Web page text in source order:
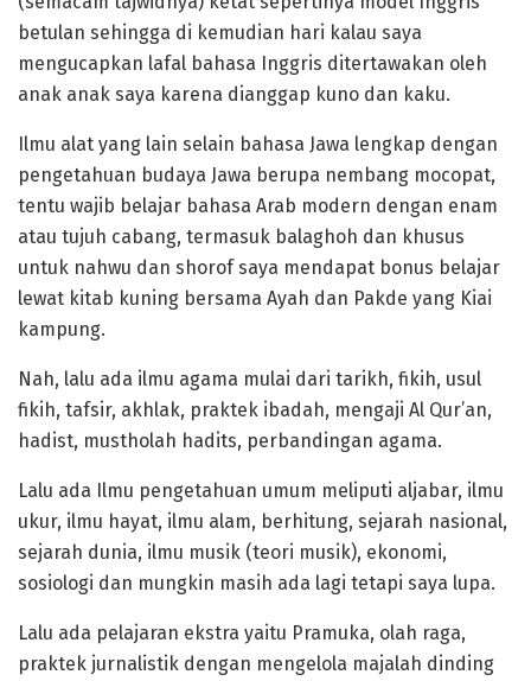
betulan sehingga di kemudian hari kalau saya
mengucapkan lafal bahasa Inggris ditertawakan oleh
anak anak saya karena dianggap kuno dan kaku.
Ilmu alat yang lain selain bahasa Jawa lengkap dengan
pengetahuan budaya Jawa berupa nembang mocopat,
tentu wajib belajar bahasa Arab modern dengan enam
atau tujuh cabang, termasuk balaghoh dan khusus
untuk nahwu dan shorof saya mendapat bonus belajar
lewat kitab kuning bersama Ayah dan Pakde yang Kiai
kampung.
Nah, lalu ada ilmu agama mulai dari tarikh, fikih, usul
fikih, tafsir, akhlak, praktek ibadah, mengaji Al Qur’an,
hadist, mustholah hadits, perbandingan agama.
Lalu ada Ilmu pengetahuan umum meliputi aljabar, ilmu
ukur, ilmu hayat, ilmu alam, berhitung, sejarah nasional,
sejarah dunia, ilmu musik (teori musik), ekonomi,
sosiologi dan mungkin masih ada lagi tetapi saya lupa.
Lalu ada pelajaran ekstra yaitu Pramuka, olah raga,
praktek jurnalistik dengan mengelola majalah dinding